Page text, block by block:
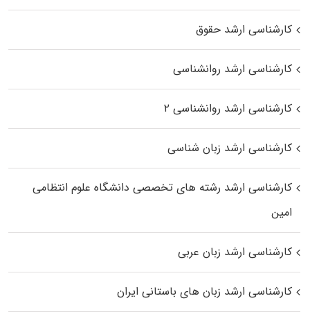
کارشناسی ارشد حقوق
کارشناسی ارشد روانشناسی
کارشناسی ارشد روانشناسی ۲
کارشناسی ارشد زبان شناسی
کارشناسی ارشد رﺷﺘﻪ ﻫﺎی تخصصی داﻧﺸﮕﺎه ﻋﻠﻮم انتظامی
اﻣﻴﻦ
کارشناسی ارشد زبان عربی
کارشناسی ارشد زبان‌ های باستانی ایران